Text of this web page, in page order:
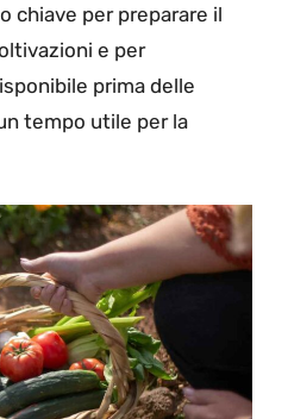
chiave per preparare il
e per
prima delle
tempo utile per la